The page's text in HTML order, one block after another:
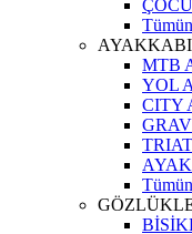
MTB
YOL
CITY